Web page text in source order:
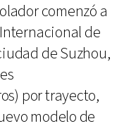
comenzó a
de
de Suzhou,
por trayecto,
modelo de